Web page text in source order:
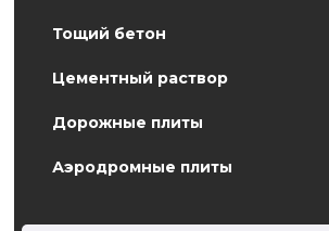
Тощий бетон
Цементный раствор
Дорожные плиты
Аэродромные плиты